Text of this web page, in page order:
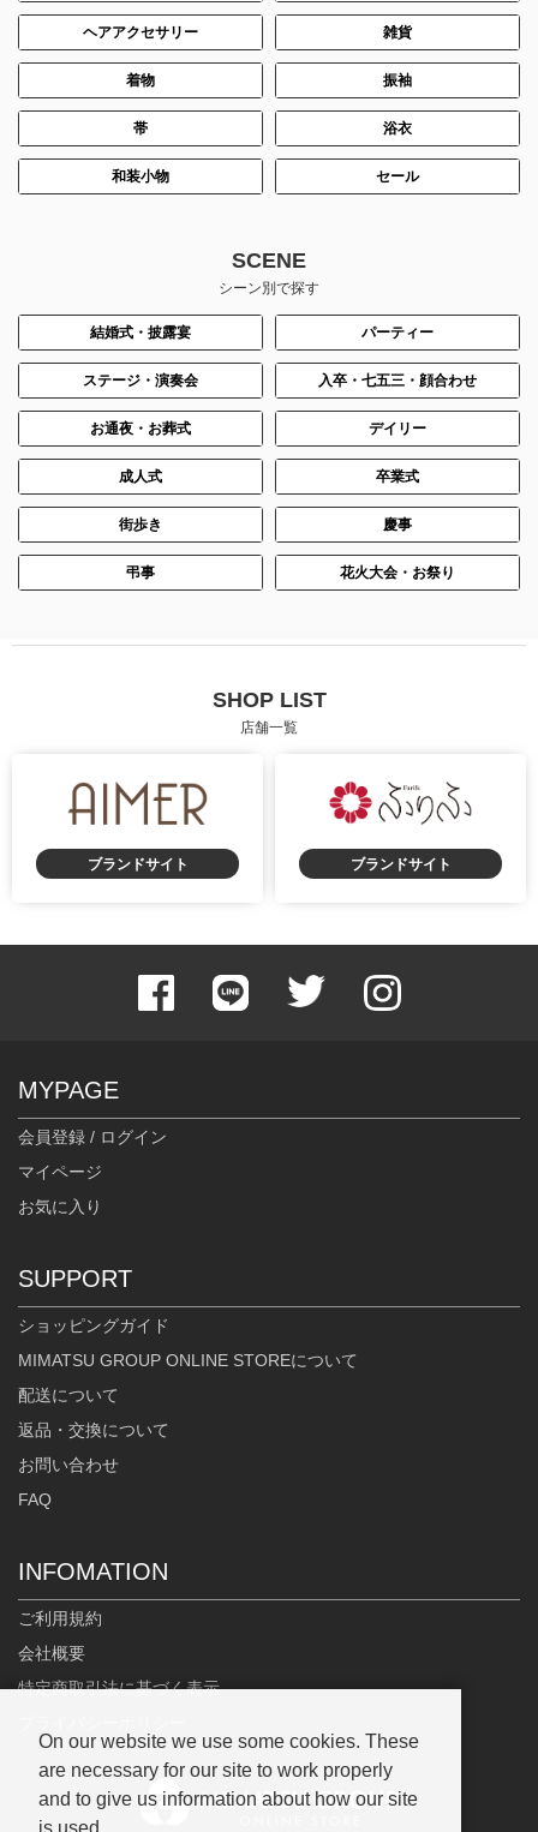
ヘアアクセサリー 雑貨
着物 振袖
帯 浴衣
和装小物 セール
SCENE
シーン別で探す
結婚式・披露宴 パーティー
ステージ・演奏会 入卒・七五三・顔合わせ
お通夜・お葬式 デイリー
成人式 卒業式
街歩き 慶事
弔事 花火大会・お祭り
SHOP LIST
店舗一覧
ブランドサイト ブランドサイト
MYPAGE
会員登録 / ログイン
マイページ
お気に入り
SUPPORT
ショッピングガイド
MIMATSU GROUP ONLINE STOREについて
配送について
返品・交換について
お問い合わせ
FAQ
INFOMATION
ご利用規約
会社概要
特定商取引法に基づく表示
On our website we use some cookies. These
are necessary for our site to work properly
and to give us information about how our site
is used.